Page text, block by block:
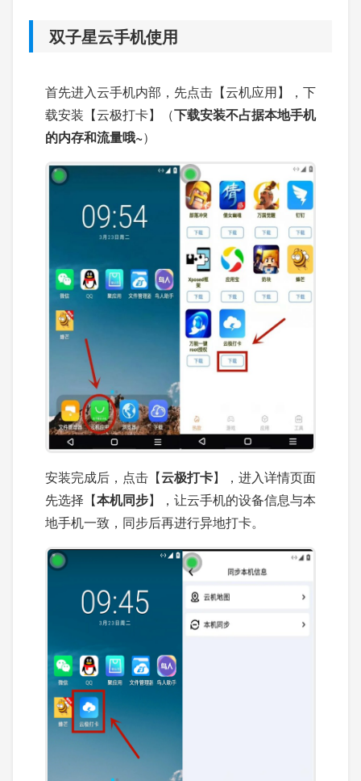
双子星云手机使用
首先进入云手机内部，先点击【云机应用】，下
载安装【云极打卡】（下载安装不占据本地手机
的内存和流量哦~）
安装完成后，点击【云极打卡】，进入详情页面
先选择【本机同步】，让云手机的设备信息与本
地手机一致，同步后再进行异地打卡。